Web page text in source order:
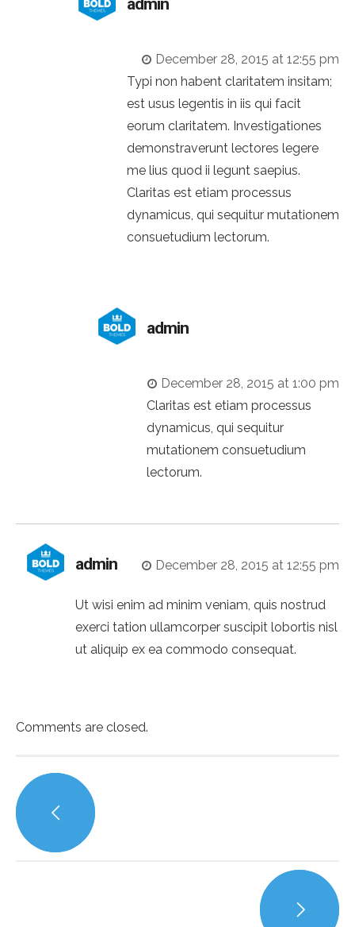
admin
December 28, 2015 at 12:55 pm
Typi non habent claritatem insitam;
est usus legentis in iis qui facit
eorum claritatem. Investigationes
demonstraverunt lectores legere
me lius quod ii legunt saepius.
Claritas est etiam processus
dynamicus, qui sequitur mutationem
consuetudium lectorum.
admin
December 28, 2015 at 1:00 pm
Claritas est etiam processus
dynamicus, qui sequitur
mutationem consuetudium
lectorum.
admin December 28, 2015 at 12:55 pm
Ut wisi enim ad minim veniam, quis nostrud
exerci tation ullamcorper suscipit lobortis nisl
ut aliquip ex ea commodo consequat.
Comments are closed.